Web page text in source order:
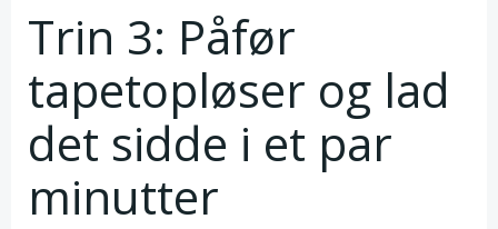
Trin 3: Påfør
tapetopløser og lad
det sidde i et par
minutter